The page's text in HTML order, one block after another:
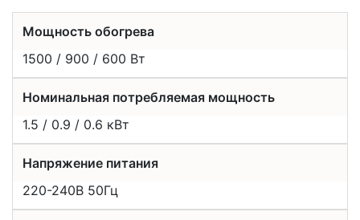
Мощность обогрева
1500 / 900 / 600 Вт
Номинальная потребляемая мощность
1.5 / 0.9 / 0.6 кВт
Напряжение питания
220-240В 50Гц